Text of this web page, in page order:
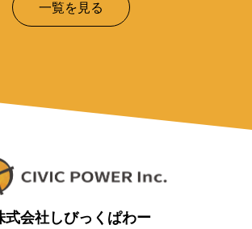
一覧を見る
式会社しびっくぱわー